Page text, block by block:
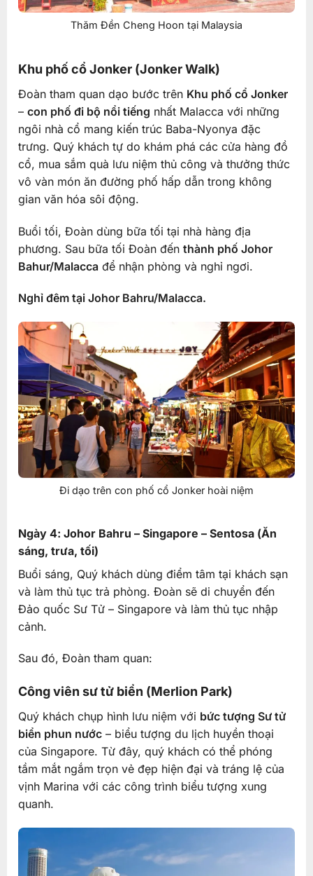
Thăm Đền Cheng Hoon tại Malaysia
Khu phố cổ Jonker (Jonker Walk)
Đoàn tham quan dạo bước trên Khu phố cổ Jonker
– con phố đi bộ nổi tiếng nhất Malacca với những
ngôi nhà cổ mang kiến trúc Baba-Nyonya đặc
trưng. Quý khách tự do khám phá các cửa hàng đồ
cổ, mua sắm quà lưu niệm thủ công và thưởng thức
vô vàn món ăn đường phố hấp dẫn trong không
gian văn hóa sôi động.
Buổi tối, Đoàn dùng bữa tối tại nhà hàng địa
phương. Sau bữa tối Đoàn đến thành phố Johor
Bahur/Malaccađể nhận phòng và nghỉ ngơi.
Nghỉ đêm tại Johor Bahru/Malacca.
Đi dạo trên con phố cổ Jonker hoài niệm
Ngày 4: Johor Bahru – Singapore – Sentosa (Ăn
sáng, trưa, tối)
Buổi sáng, Quý khách dùng điểm tâm tại khách sạn
và làm thủ tục trả phòng. Đoàn sẽ di chuyển đến
Đảo quốc Sư Tử – Singapore và làm thủ tục nhập
cảnh.
Sau đó, Đoàn tham quan:
Công viên sư tử biển (Merlion Park)
Quý khách chụp hình lưu niệm với bức tượng Sư tử
biển phun nước– biểu tượng du lịch huyền thoại
của Singapore. Từ đây, quý khách có thể phóng
tầm mắt ngắm trọn vẻ đẹp hiện đại và tráng lệ của
vịnh Marina với các công trình biểu tượng xung
quanh.